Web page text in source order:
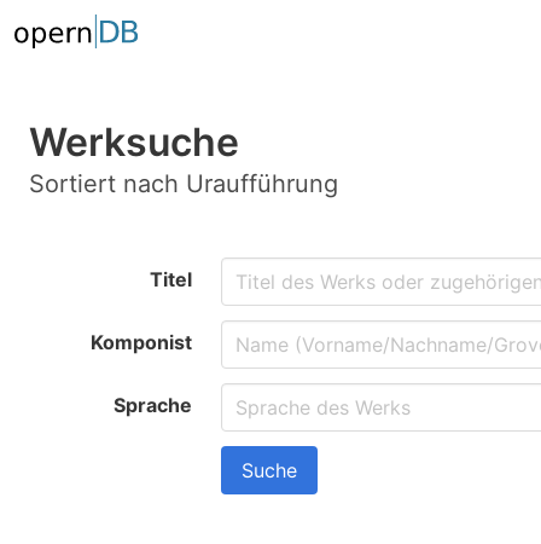
Werksuche
Sortiert nach Uraufführung
Titel
Komponist
Sprache
Suche